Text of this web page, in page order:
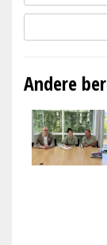
Andere